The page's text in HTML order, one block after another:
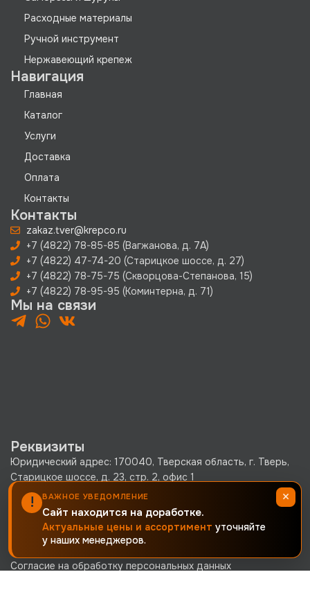
Расходные материалы
Ручной инструмент
Нержавеющий крепеж
Навигация
Главная
Каталог
Услуги
Доставка
Оплата
Контакты
Контакты
zakaz.tver@krepco.ru
+7 (4822) 78-85-85 (Вагжанова, д. 7А)
+7 (4822) 47-74-20 (Старицкое шоссе, д. 27)
+7 (4822) 78-75-75 (Скворцова-Степанова, 15)
+7 (4822) 78-95-95 (Коминтерна, д. 71)
Мы на связи
Реквизиты
Юридический адрес: 170040, Тверская область, г. Тверь,
Старицкое шоссе, д. 23, стр. 2, офис 1
ООО «КРЕПКО.РУ» ОГРН 1256900002380 · ИНН
6900019171 · КПП 690001001
Политика конфиденциальности
Согласие на обработку персональных данных
! ВАЖНОЕ УВЕДОМЛЕНИЕ
Сайт находится на доработке.
Актуальные цены и ассортимент уточняйте
у наших менеджеров.
×